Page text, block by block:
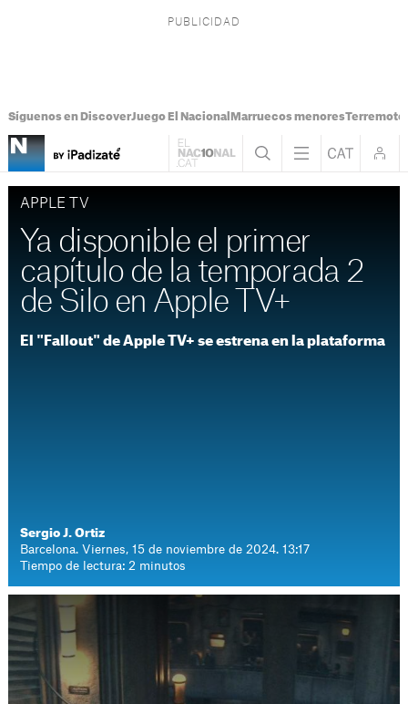
Síguenos en DiscoverJuego El Nacional Marruecos menoresTerremoto
APPLE TV
Ya disponible el primer
capítulo de la temporada 2
de Silo en Apple TV+
El "Fallout" de Apple TV+ se estrena en la plataforma
Sergio J. Ortiz
Barcelona. Viernes, 15 de noviembre de 2024. 13:17
Tiempo de lectura: 2 minutos